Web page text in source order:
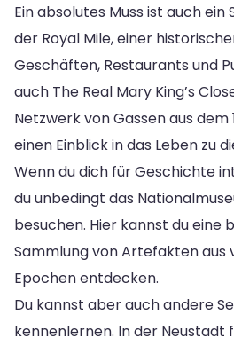
Ein absolutes Muss ist auch
der Royal Mile, einer
Geschäften, Restaurants und
auch The Real Mary King’s
Netzwerk von Gassen aus dem
einen Einblick in das Leben zu
Wenn du dich für Geschichte
du unbedingt das
besuchen. Hier kannst du eine
Sammlung von Artefakten aus
Epochen entdecken.
Du kannst aber auch andere
kennenlernen. In der Neustadt